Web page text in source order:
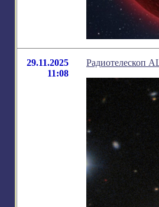
29.11.2025
11:08
Радиотелескоп